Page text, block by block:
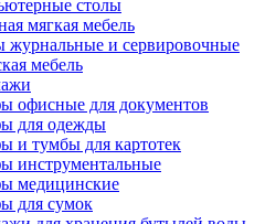
столы
мягкая мебель
журнальные и сервировочные
мебель
офисные для документов
для одежды
и тумбы для картотек
инструментальные
медицинские
для сумок